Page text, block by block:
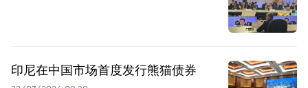
印尼在中国市场首度发行熊猫债券